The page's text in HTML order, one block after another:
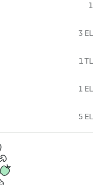
1
3 EL
1 TL
1 EL
5 EL